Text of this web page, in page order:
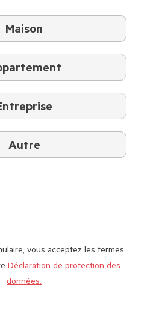
Maison
Autre
vous acceptez les termes
Déclaration de protection des
données.